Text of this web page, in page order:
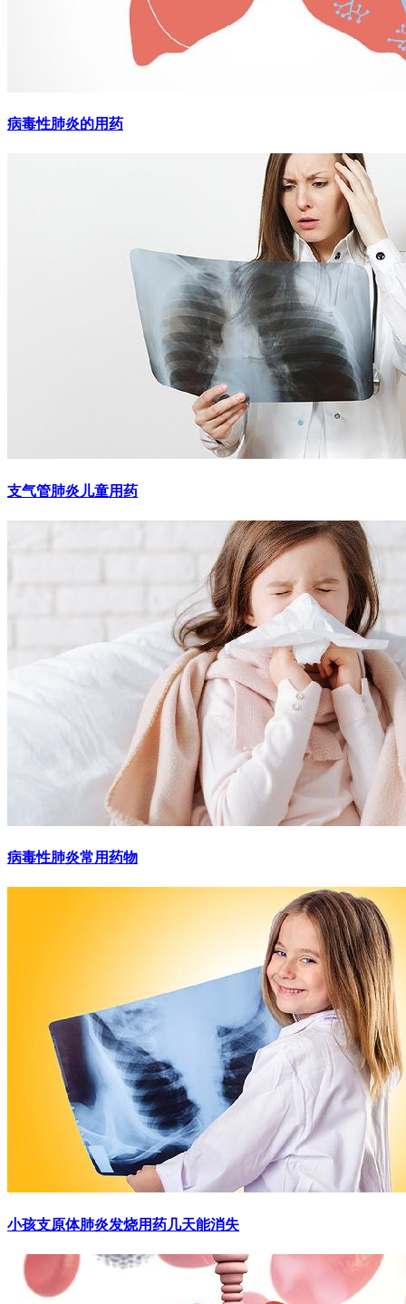
病毒性肺炎的用药
支气管肺炎儿童用药
病毒性肺炎常用药物
小孩支原体肺炎发烧用药几天能消失